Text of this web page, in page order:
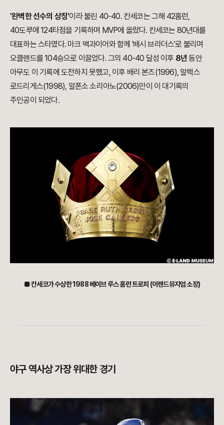
'완벽한 선수의 상징'이라 불린 40-40. 칸세코는 그해 42홈런,
40도루에 124타점을 기록하며 MVP에 올랐다. 칸세코는 80년대를
대표하는 스타였다. 마크 맥과이어와 함께 '배시 브라더스'로 불리며
오클랜드를 104승으로 이끌었다. 그의 40-40 달성 이후 8년동안
아무도 이 기록에 도전하지 못했고, 이후 배리 본즈(1996), 알렉스
로드리게스(1998), 알폰소 소리아노(2006)만이 이 대기록의
주인공이 되었다.
■ 칸세코가 수상한 1988 베이브 루스 홈런 트로피 (이랜드뮤지엄 소장)
야구 역사상 가장 위대한 경기